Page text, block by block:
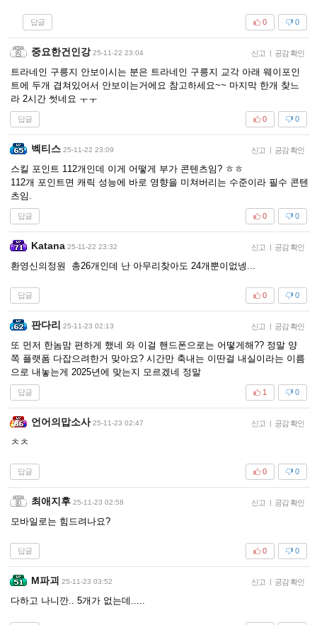
답글 0
0
중요한건인강 25-11-22 23:04 신고 | 공감 확인
트라네인 구릉지 안보이시는 분은 트라네인 구릉지 교각 아래 웨이포인
트에 두개 겹쳐있어서 안보이는거에요 참고하세요~~ 마지막 한개 찾느
라 2시간 썻네요 ㅜㅜ
답글 0
0
벡티스 25-11-22 23:09 신고 | 공감 확인
스킬 포인트 112개인데 이게 어떻게 부가 콘텐츠임? ㅎㅎ
112개 포인트면 캐릭 성능에 바로 영향을 미쳐버리는 수준이라 필수 콘텐
츠임.
답글 0
0
Katana 25-11-22 23:32 신고 | 공감 확인
환영신의정원 총26개인데 난 아무리찾아도 24개뿐이없넹...
답글 0
0
판다리 25-11-23 02:13 신고 | 공감 확인
또 먼저 한놈맘 편하게 했네 와 이걸 핸드폰으로는 어떻게해?? 정말 양
쪽 플랫폼 다잡으려한거 맞아요? 시간만 축내는 이딴걸 내실이라는 이름
으로 내놓는게 2025년에 맞는지 모르겠네 정말
답글 0
1
언어의맙소사 25-11-23 02:47 신고 | 공감 확인
ㅊㅊ
답글 0
0
최애지후 25-11-23 02:58 신고 | 공감 확인
모바일로는 힘드려나요?
답글 0
0
M파괴 25-11-23 03:52 신고 | 공감 확인
다하고 나니깐.. 5개가 없는데.....